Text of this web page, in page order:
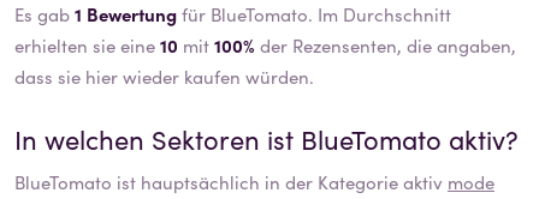
Es gab1 Bewertungfür BlueTomato. Im Durchschnitt
erhielten sie eine10 mit100% der Rezensenten, die angaben,
dass sie hier wieder kaufen würden.
In welchen Sektoren ist BlueTomato aktiv?
BlueTomato ist hauptsächlich in der Kategorie aktiv mode